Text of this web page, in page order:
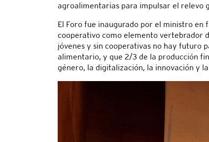
agroalimentarias para impulsar el relevo
El Foro fue inaugurado por el ministro en
cooperativo como elemento vertebrador
jóvenes y sin cooperativas no hay futuro
alimentario, y que 2/3 de la producción
género, la digitalización, la innovación y